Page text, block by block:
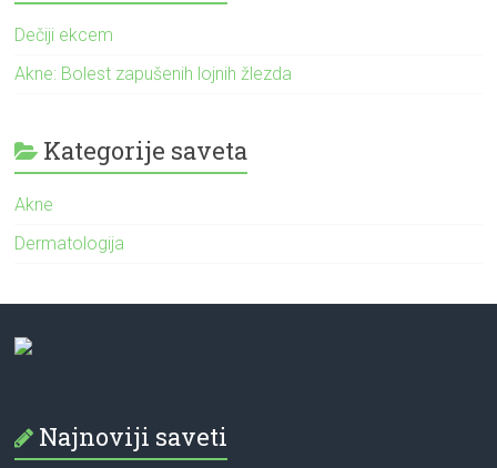
Dečiji ekcem
Akne: Bolest zapušenih lojnih žlezda
Kategorije saveta
Akne
Dermatologija
Najnoviji saveti